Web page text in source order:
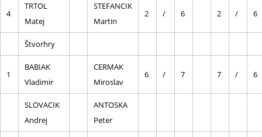
4
TRTOL
Matej
STEFANCIK
Martin
2 / 6 2 / 6
Štvorhry
1
BABIAK
Vladimir
CERMAK
Miroslav
6 / 7 7 / 6
SLOVACIK
Andrej
ANTOSKA
Peter